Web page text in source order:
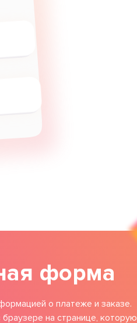
форма
о платеже и заказе.
на странице, которую